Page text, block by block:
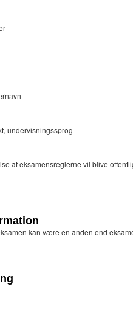
undervisningssprog
af eksamensreglerne vil blive
kan være en anden end